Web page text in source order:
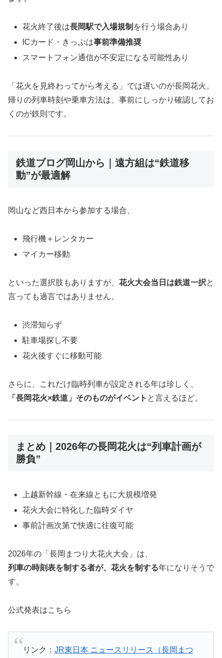
花火終了後は長岡駅で入場規制 を行う場合あり
ICカード・きっぷは事前準備推奨
スマートフォン通信が不安定になる可能性あり
「花火を見終わってから考える」では遅いのが長岡花火。
帰りの列車時刻や乗車方法は、事前にしっかり確認してお
くのが鉄則です。
鉄道ブログ岡山から｜遠方組は“鉄道移
動”が最適解
岡山など西日本から参加する場合、
飛行機＋レンタカー
マイカー移動
といった選択肢もありますが、 花火大会当日は鉄道一択と
言っても過言ではありません。
渋滞知らず
駐車場探し不要
花火後すぐに移動可能
さらに、これだけ臨時列車が設定される年は珍しく、
「長岡花火×鉄道」そのものがイベント と言えるほど。
まとめ｜2026年の長岡花火は“列車計画が
勝負”
上越新幹線・在来線ともに大規模増発
花火大会に特化した臨時ダイヤ
事前計画次第で快適に往復可能
2026年の「長岡まつり大花火大会」は、
列車の時刻表を制する者が、花火を制する年になりそうで
す。
公式発表はこちら
リンク： JR東日本 ニュースリリース（長岡まつ